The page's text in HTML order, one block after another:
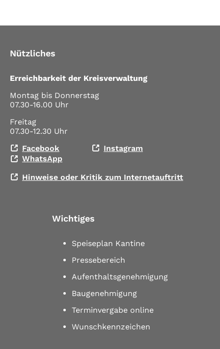
Nützliches
Erreichbarkeit der Kreisverwaltung
Montag bis Donnerstag
07.30-16.00 Uhr
Freitag
07.30-12.30 Uhr
Facebook
Instagram
WhatsApp
Hinweise oder Kritik zum Internetauftritt
Wichtiges
Speiseplan Kantine
Pressebereich
Aufenthaltsgenehmigung
Baugenehmigung
Terminvergabe online
Wunschkennzeichen